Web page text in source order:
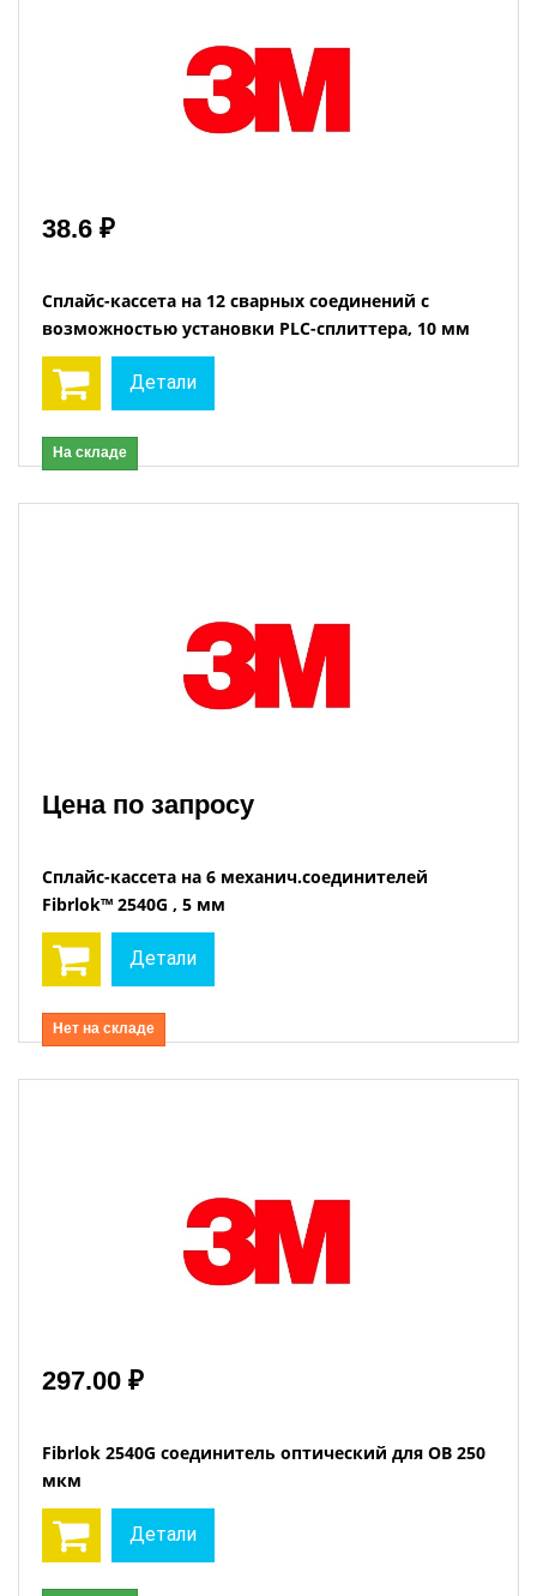
38.6 ₽
Сплайс-кассета на 12 сварных соединений с
возможностью установки PLC-сплиттера, 10 мм
Детали
На складе
Цена по запросу
Сплайс-кассета на 6 механич.соединителей
Fibrlok™ 2540G , 5 мм
Детали
Нет на складе
297.00 ₽
Fibrlok 2540G соединитель оптический для ОВ 250
мкм
Детали